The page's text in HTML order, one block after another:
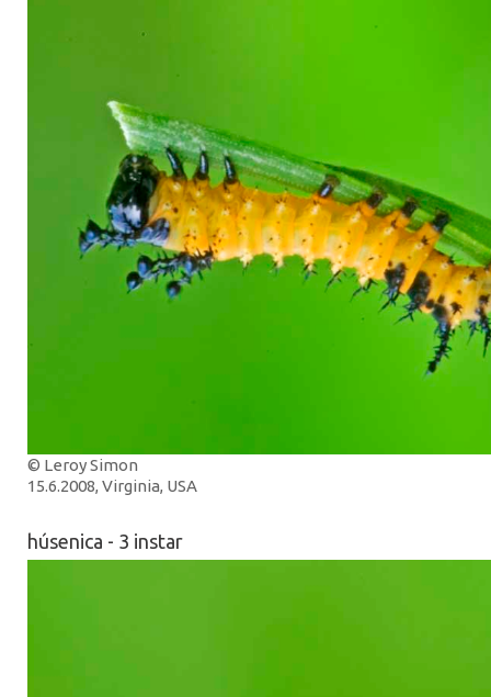
© Leroy Simon
15.6.2008, Virginia, USA
húsenica - 3 instar